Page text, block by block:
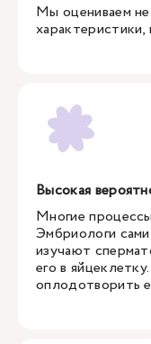
Мы оцениваем
Высокая
Многие
Эмбриологи
изучают
его в
оплодотворить